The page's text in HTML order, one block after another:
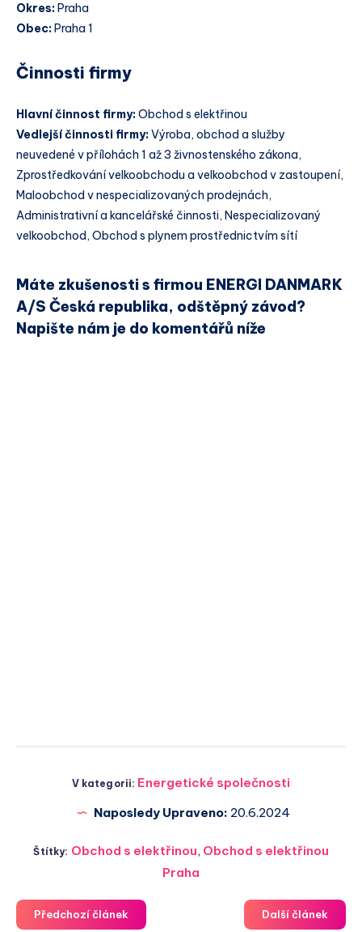
Okres: Praha
Obec: Praha 1
Činnosti firmy
Hlavní činnost firmy:Obchod s elektřinou
Vedlejší činnosti firmy:Výroba, obchod a služby
neuvedené v přílohách 1 až 3 živnostenského zákona,
Zprostředkování velkoobchodu a velkoobchod v zastoupení,
Maloobchod v nespecializovaných prodejnách,
Administrativní a kancelářské činnosti, Nespecializovaný
velkoobchod, Obchod s plynem prostřednictvím sítí
Máte zkušenosti s firmou ENERGI DANMARK
A/S Česká republika, odštěpný závod?
Napište nám je do komentářů níže
V kategorii: Energetické společnosti
Naposledy Upraveno: 20.6.2024
Štítky: Obchod s elektřinou, Obchod s elektřinou
Praha
Předchozí článek Další článek